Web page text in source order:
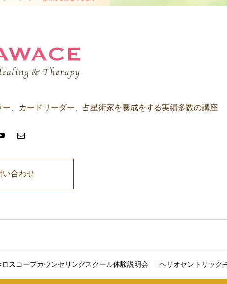
、カードリーダー、占星術家を養成をする実績多数の講座
い合わせ
ロスコープカウンセリングスクール体験説明会 ヘリオセントリック